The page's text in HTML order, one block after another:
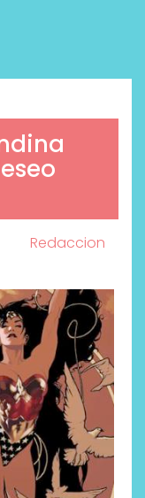
Redaccion